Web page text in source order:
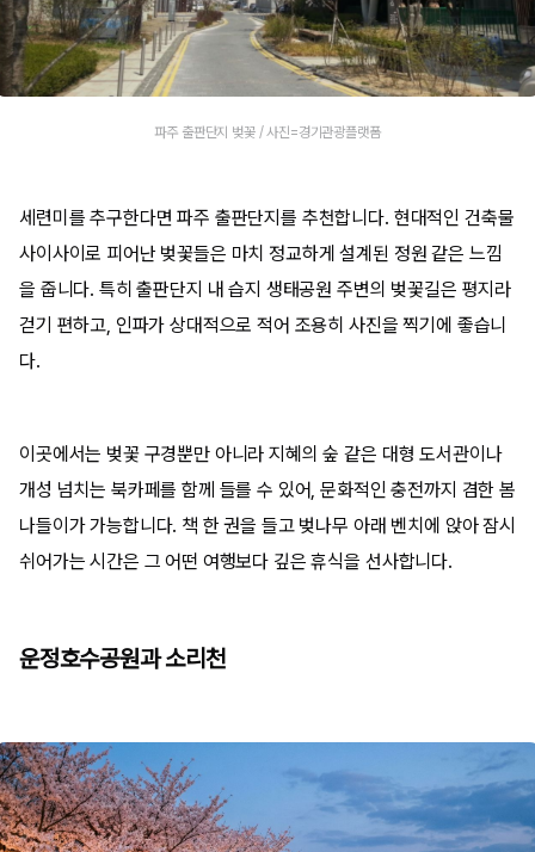
파주 출판단지 벚꽃 / 사진=경기관광플랫폼
세련미를 추구한다면 파주 출판단지를 추천합니다. 현대적인 건축물
사이사이로 피어난 벚꽃들은 마치 정교하게 설계된 정원 같은 느낌
을 줍니다. 특히 출판단지 내 습지 생태공원 주변의 벚꽃길은 평지라
걷기 편하고, 인파가 상대적으로 적어 조용히 사진을 찍기에 좋습니
다.
이곳에서는 벚꽃 구경뿐만 아니라 지혜의 숲 같은 대형 도서관이나
개성 넘치는 북카페를 함께 들를 수 있어, 문화적인 충전까지 겸한 봄
나들이가 가능합니다. 책 한 권을 들고 벚나무 아래 벤치에 앉아 잠시
쉬어가는 시간은 그 어떤 여행보다 깊은 휴식을 선사합니다.
운정호수공원과 소리천